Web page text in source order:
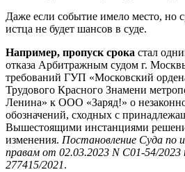
Даже если событие имело место, но
истца не будет шансов в суде.
Например, пропуск срока стал
отказа Арбитражным судом г.
требований ГУП «Московский
Трудового Красного Знамени
Ленина» к ООО «Заряд!» о
обозначений, сходных с
Вышестоящими инстанциями
изменения. Постановление Суда по
правам от 02.03.2023 N С01-54/2023
277415/2021.